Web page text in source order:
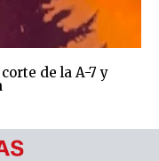
de la A-7 y